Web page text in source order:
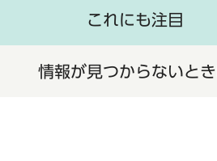
これにも注目
情報が見つからないと